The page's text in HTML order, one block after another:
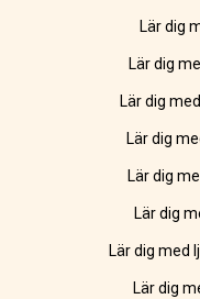
Lär dig
Lär dig
Lär dig
Lär dig
Lär dig
Lär dig
Lär dig med
Lär dig